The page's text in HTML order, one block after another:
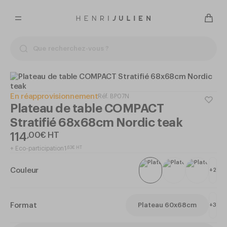
En réapprovisionnementRéf. BP07N
Plateau de table COMPACT
Stratifié 68x68cm Nordic teak
114,00€ HT
+ Eco-participation1 ,63€ HT
Couleur +2
Format Plateau 60x68cm +3